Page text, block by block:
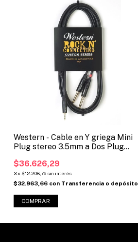
Western - Cable en Y griega Mini
Plug stereo 3.5mm a Dos Plug
$36.626,29
3x $12.208,76 sin interés
$32.963,66 con Transferencia o depósito
COMPRAR